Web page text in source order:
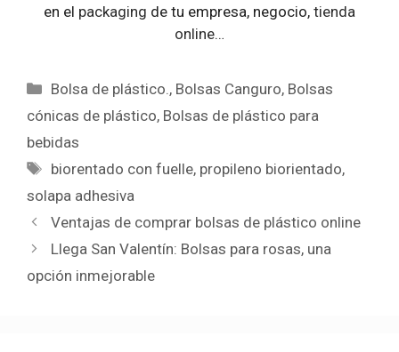
en el packaging de tu empresa, negocio, tienda
online…
Categorías
Bolsa de plástico., Bolsas Canguro, Bolsas
cónicas de plástico, Bolsas de plástico para
bebidas
Etiquetas
biorentado con fuelle, propileno biorientado,
solapa adhesiva
Ventajas de comprar bolsas de plástico online
Llega San Valentín: Bolsas para rosas, una
opción inmejorable